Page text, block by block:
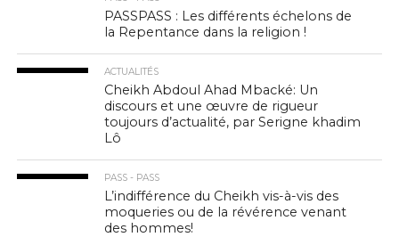
PASSPASS : Les différents échelons de
la Repentance dans la religion !
ACTUALITÉS
Cheikh Abdoul Ahad Mbacké: Un
discours et une œuvre de rigueur
toujours d’actualité, par Serigne khadim
Lô
PASS - PASS
L’indifférence du Cheikh vis-à-vis des
moqueries ou de la révérence venant
des hommes!